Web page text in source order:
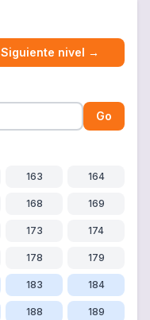
Siguiente nivel →
Go
163 164
168 169
173 174
178 179
183 184
188 189